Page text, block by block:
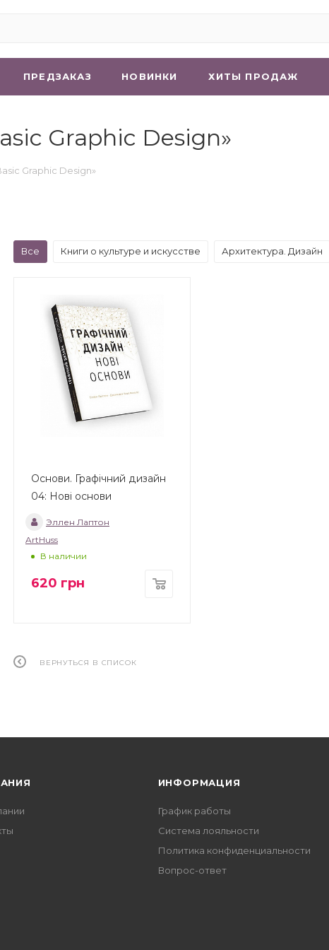
ПРЕДЗАКАЗ НОВИНКИ ХИТЫ ПРОДАЖ
Graphic Design»
Graphic Design»
Все Книги о культуре и искусстве Архитектура. Дизайн
Основи. Графічний дизайн
04: Нові основи
Эллен Лаптон
ArtHuss
В наличии
620 грн
ВЕРНУТЬСЯ В СПИСОК
ИНФОРМАЦИЯ
График работы
Система лояльности
Политика конфиденциальности
Вопрос-ответ